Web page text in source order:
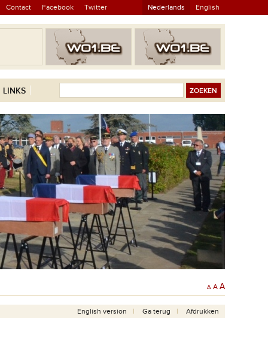
Contact Facebook Twitter Nederlands English
LINKS
A A A
English version Ga terug Afdrukken